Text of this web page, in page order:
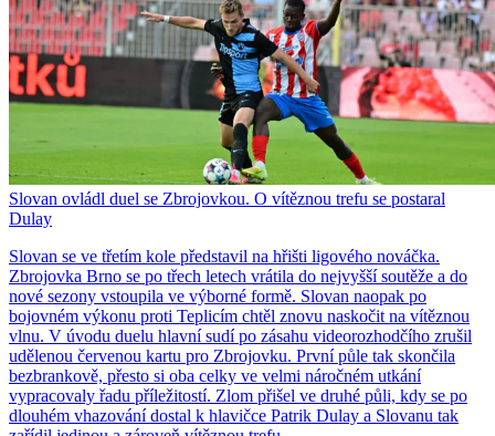
Slovan ovládl duel se Zbrojovkou. O vítěznou trefu se postaral
Dulay
Slovan se ve třetím kole představil na hřišti ligového nováčka.
Zbrojovka Brno se po třech letech vrátila do nejvyšší soutěže a do
nové sezony vstoupila ve výborné formě. Slovan naopak po
bojovném výkonu proti Teplicím chtěl znovu naskočit na vítěznou
vlnu. V úvodu duelu hlavní sudí po zásahu videorozhodčího zrušil
udělenou červenou kartu pro Zbrojovku. První půle tak skončila
bezbrankově, přesto si oba celky ve velmi náročném utkání
vypracovaly řadu příležitostí. Zlom přišel ve druhé půli, kdy se po
dlouhém vhazování dostal k hlavičce Patrik Dulay a Slovanu tak